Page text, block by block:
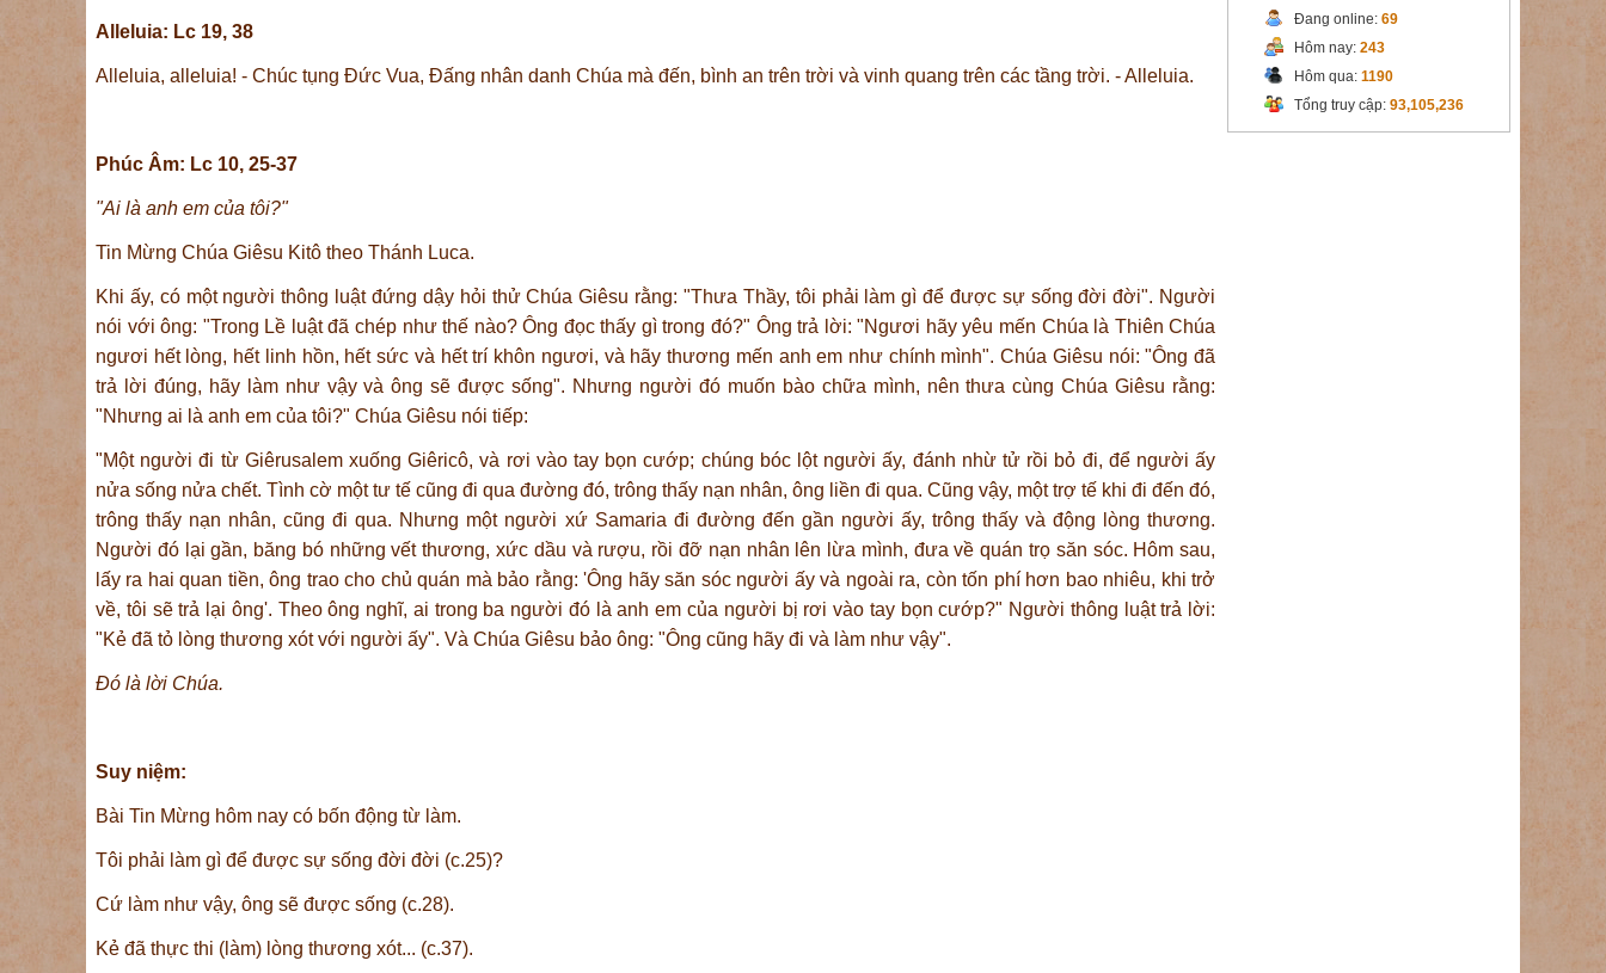
Alleluia: Lc 19, 38
Alleluia, alleluia! - Chúc tụng Ðức Vua, Ðấng nhân danh Chúa mà đến, bình an trên trời và vinh quang trên các tầng trời. - Alleluia.
Phúc Âm: Lc 10, 25-37
"Ai là anh em của tôi?"
Tin Mừng Chúa Giêsu Kitô theo Thánh Luca.
Khi ấy, có một người thông luật đứng dậy hỏi thử Chúa Giêsu rằng: "Thưa Thầy, tôi phải làm gì để được sự sống đời đời". Người
nói với ông: "Trong Lề luật đã chép như thế nào? Ông đọc thấy gì trong đó?" Ông trả lời: "Ngươi hãy yêu mến Chúa là Thiên Chúa
ngươi hết lòng, hết linh hồn, hết sức và hết trí khôn ngươi, và hãy thương mến anh em như chính mình". Chúa Giêsu nói: "Ông đã
trả lời đúng, hãy làm như vậy và ông sẽ được sống". Nhưng người đó muốn bào chữa mình, nên thưa cùng Chúa Giêsu rằng:
"Nhưng ai là anh em của tôi?" Chúa Giêsu nói tiếp:
"Một người đi từ Giêrusalem xuống Giêricô, và rơi vào tay bọn cướp; chúng bóc lột người ấy, đánh nhừ tử rồi bỏ đi, để người ấy
nửa sống nửa chết. Tình cờ một tư tế cũng đi qua đường đó, trông thấy nạn nhân, ông liền đi qua. Cũng vậy, một trợ tế khi đi đến đó,
trông thấy nạn nhân, cũng đi qua. Nhưng một người xứ Samaria đi đường đến gần người ấy, trông thấy và động lòng thương.
Người đó lại gần, băng bó những vết thương, xức dầu và rượu, rồi đỡ nạn nhân lên lừa mình, đưa về quán trọ săn sóc. Hôm sau,
lấy ra hai quan tiền, ông trao cho chủ quán mà bảo rằng: 'Ông hãy săn sóc người ấy và ngoài ra, còn tốn phí hơn bao nhiêu, khi trở
về, tôi sẽ trả lại ông'. Theo ông nghĩ, ai trong ba người đó là anh em của người bị rơi vào tay bọn cướp?" Người thông luật trả lời:
"Kẻ đã tỏ lòng thương xót với người ấy". Và Chúa Giêsu bảo ông: "Ông cũng hãy đi và làm như vậy".
Ðó là lời Chúa.
Suy niệm:
Bài Tin Mừng hôm nay có bốn động từ làm.
Tôi phải làm gì để được sự sống đời đời (c.25)?
Cứ làm như vậy, ông sẽ được sống (c.28).
Kẻ đã thực thi (làm) lòng thương xót... (c.37).
Đang online:69
Hôm nay:243
Hôm qua:1190
Tổng truy cập:93,105,236